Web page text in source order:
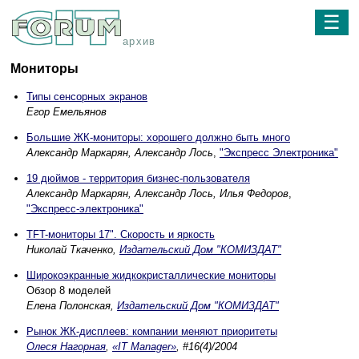
архив
☰
Мониторы
Типы сенсорных экранов
Егор Емельянов
Большие ЖК-мониторы: хорошего должно быть много
Александр Маркарян, Александр Лось, "Экспресс Электроника"
19 дюймов - территория бизнес-пользователя
Александр Маркарян, Александр Лось, Илья Федоров,
"Экспресс-электроника"
TFT-мониторы 17". Скорость и яркость
Николай Ткаченко, Издательский Дом "КОМИЗДАТ"
Широкоэкранные жидкокристаллические мониторы
Обзор 8 моделей
Елена Полонская, Издательский Дом "КОМИЗДАТ"
Рынок ЖК-дисплеев: компании меняют приоритеты
Олеся Нагорная, «IT Manager», #16(4)/2004